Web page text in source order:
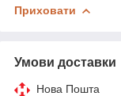
Приховати
Умови доставки
Нова Пошта